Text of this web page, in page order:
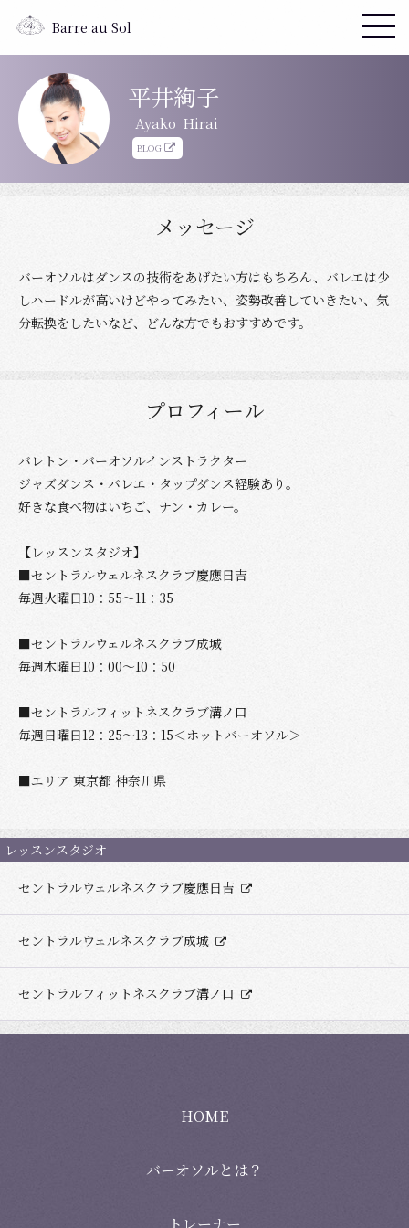
Barre au Sol
平井絢子
Ayako Hirai
BLOG
メッセージ
バーオソルはダンスの技術をあげたい方はもちろん、バレエは少
しハードルが高いけどやってみたい、姿勢改善していきたい、気
分転換をしたいなど、どんな方でもおすすめです。
プロフィール
バレトン・バーオソルインストラクター
ジャズダンス・バレエ・タップダンス経験あり。
好きな食べ物はいちご、ナン・カレー。
【レッスンスタジオ】
■セントラルウェルネスクラブ慶應日吉
毎週火曜日10：55～11：35
■セントラルウェルネスクラブ成城
毎週木曜日10：00～10：50
■セントラルフィットネスクラブ溝ノ口
毎週日曜日12：25～13：15＜ホットバーオソル＞
■エリア 東京都 神奈川県
レッスンスタジオ
セントラルウェルネスクラブ慶應日吉
セントラルウェルネスクラブ成城
セントラルフィットネスクラブ溝ノ口
HOME
バーオソルとは？